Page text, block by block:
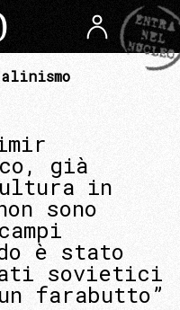
già
in
sono
è stato
sovietici
farabutto”